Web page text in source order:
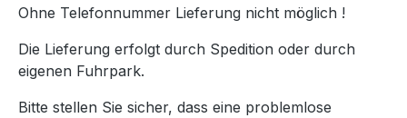
Ohne Telefonnummer Lieferung nicht möglich !
Die Lieferung erfolgt durch Spedition oder durch
eigenen Fuhrpark.
Bitte stellen Sie sicher, dass eine problemlose